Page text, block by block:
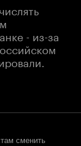
- из-за
сменить